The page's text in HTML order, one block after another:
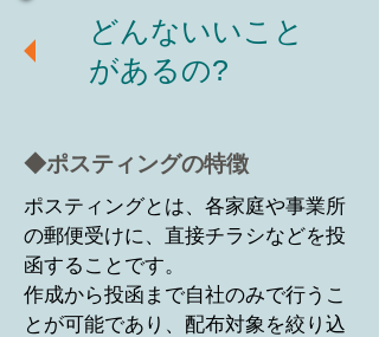
どんないいこと
があるの?
◆ポスティングの特徴
ポスティングとは、各家庭や事業所
の郵便受けに、直接チラシなどを投
函することです。
作成から投函まで⾃社のみで⾏うこ
とが可能であり、配布対象を絞り込